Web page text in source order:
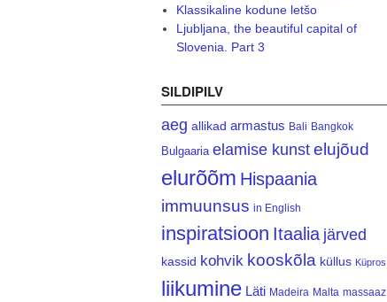
Klassikaline kodune letšo
Ljubljana, the beautiful capital of
Slovenia. Part 3
SILDIPILV
aeg allikad armastus Bali Bangkok
Bulgaaria elamise kunst elujõud
elurõõm Hispaania
immuunsus in English
inspiratsioon Itaalia järved
kassid kohvik kooskõla küllus Küpros
liikumine Läti Madeira Malta massaaz